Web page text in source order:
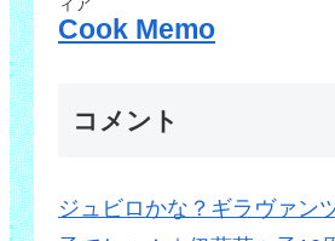
Cook Memo
コメント
ジュビロかな？ギラヴァン